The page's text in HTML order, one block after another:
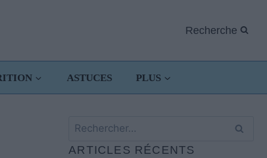
Recherche
ASTUCES PLUS
Rechercher :
ARTICLES RÉCENTS